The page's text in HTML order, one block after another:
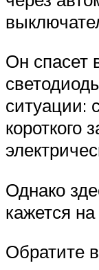
Он спасет
ситуации:
короткого
Однако
кажется
Обратите